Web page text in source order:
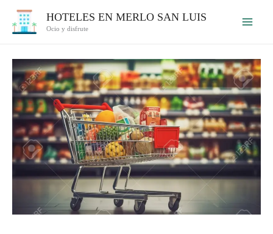
HOTELES EN MERLO SAN LUIS
Ocio y disfrute